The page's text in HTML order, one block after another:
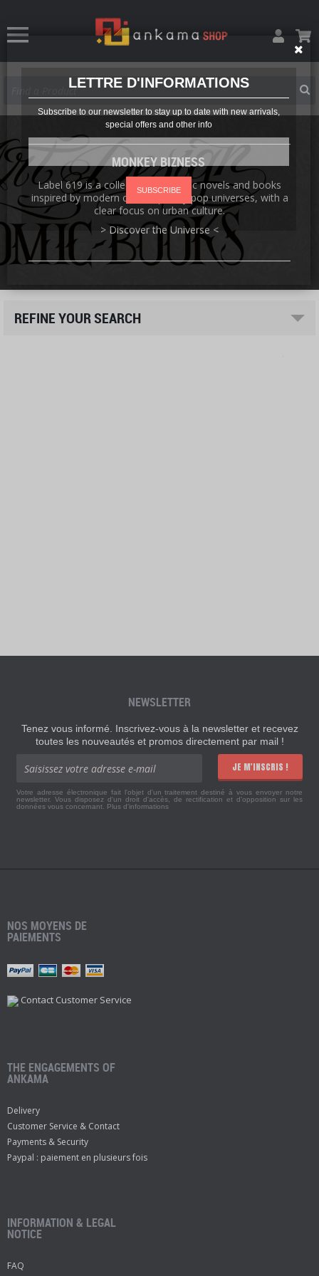
LETTRE D'INFORMATIONS
Subscribe to our newsletter to stay up to date with new arrivals,
special offers and other info
SUBSCRIBE
MONKEY BIZNESS
Label 619 is a collection of graphic novels and books
inspired by modern contemporary pop universes, with a
clear focus on urban culture.
> Discover the Universe <
REFINE YOUR SEARCH
NEWSLETTER
Tenez vous informé. Inscrivez-vous à la newsletter et recevez
toutes les nouveautés et promos directement par mail !
JE M'INSCRIS !
Votre adresse électronique fait l'objet d'un traitement destiné à vous envoyer notre
newsletter. Vous disposez d'un droit d'accès, de rectification et d'opposition sur les
données vous concernant. Plus d'informations
NOS MOYENS DE
PAIEMENTS
Contact Customer Service
THE ENGAGEMENTS OF
ANKAMA
Delivery
Customer Service & Contact
Payments & Security
Paypal : paiement en plusieurs fois
INFORMATION & LEGAL
NOTICE
FAQ